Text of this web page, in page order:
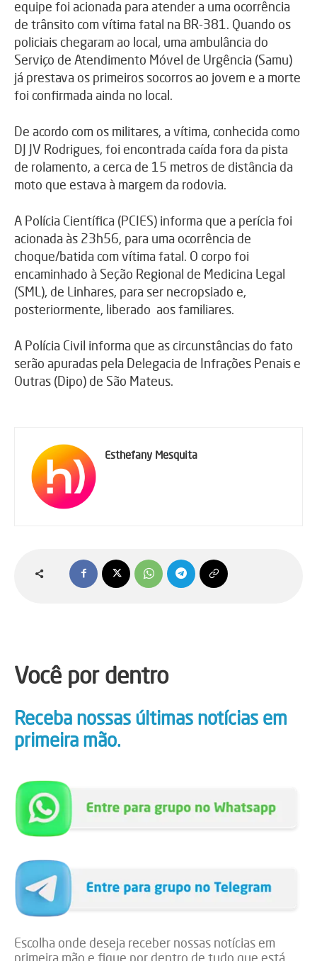
equipe foi acionada para atender a uma ocorrência
de trânsito com vítima fatal na BR-381. Quando os
policiais chegaram ao local, uma ambulância do
Serviço de Atendimento Móvel de Urgência (Samu)
já prestava os primeiros socorros ao jovem e a morte
foi confirmada ainda no local.
De acordo com os militares, a vítima, conhecida como
DJ JV Rodrigues, foi encontrada caída fora da pista
de rolamento, a cerca de 15 metros de distância da
moto que estava à margem da rodovia.
A Polícia Científica (PCIES) informa que a perícia foi
acionada às 23h56, para uma ocorrência de
choque/batida com vítima fatal. O corpo foi
encaminhado à Seção Regional de Medicina Legal
(SML), de Linhares, para ser necropsiado e,
posteriormente, liberado aos familiares.
A Polícia Civil informa que as circunstâncias do fato
serão apuradas pela Delegacia de Infrações Penais e
Outras (Dipo) de São Mateus.
Esthefany Mesquita
Você por dentro
Receba nossas últimas notícias em
primeira mão.
Escolha onde deseja receber nossas notícias em
primeira mão e fique por dentro de tudo que está